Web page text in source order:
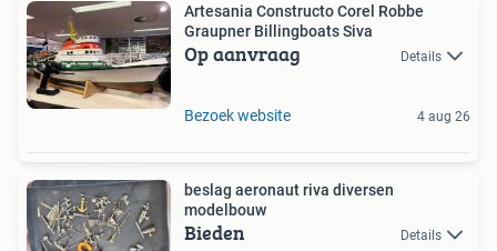
Artesania Constructo Corel Robbe
Graupner Billingboats Siva
Op aanvraag Details
Bezoek website 4 aug 26
beslag aeronaut riva diversen
modelbouw
Bieden Details